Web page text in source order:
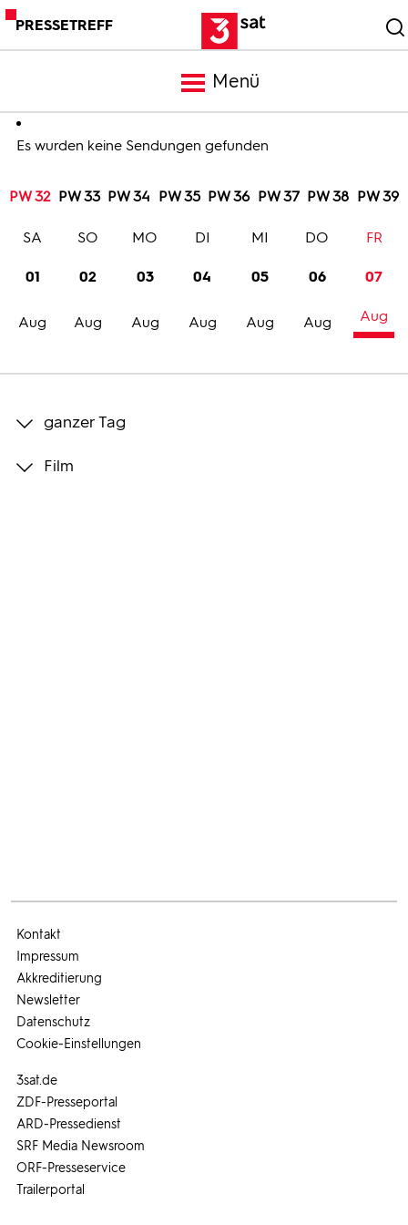
PRESSETREFF
Menü
Meldungen
Programm
Trailer
Bilder
Es wurden keine Sendungen gefunden
PW 32 PW 33 PW 34 PW 35 PW 36 PW 37 PW 38 PW 39
01
Aug
SA
02
Aug
SO
03
Aug
MO
04
Aug
DI
05
Aug
MI
06
Aug
DO
07
Aug
FR
ganzer Tag
Film
3sat.de
ZDF-Presseportal
ARD-Pressedienst
SRF Media Newsroom
ORF-Presseservice
Trailerportal
Kontakt
Impressum
Akkreditierung
Newsletter
Datenschutz
Cookie-Einstellungen